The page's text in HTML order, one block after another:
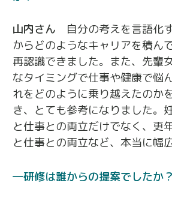
山内さん
自分の考えを言語化
からどのようなキャリアを積ん
再認識できました。また、先輩
なタイミングで仕事や健康で悩
れをどのように乗り越えたのか
き、とても参考になりました。
と仕事との両立だけでなく、更
と仕事との両立など、本当に幅
研修は誰からの提案でしたか？